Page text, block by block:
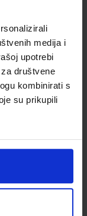
medija i
upotrebi
društvene
kombinirati s
su prikupili
razred